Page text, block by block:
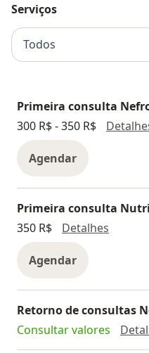
Serviços
Todos
Primeira consulta
300 R$ - 350 R$
Agendar
Primeira consulta
350 R$
Detalhes
Agendar
Retorno de consultas
Consultar valores